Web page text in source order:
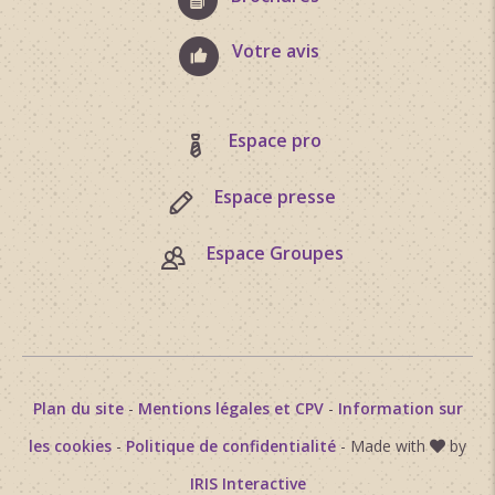
13/ Tourner à droite, plus loin passer un pont.
Monter et redescendre à gauche pour rejoindre
Distance depuis le point de départ: 34 km
Classement & Labels
Votre avis
Espace pro
Espace presse
Espace Groupes
Plan du site- Mentions légales et CPV- Information sur
les cookies - Politique de confidentialité - Made with
by
IRIS Interactive